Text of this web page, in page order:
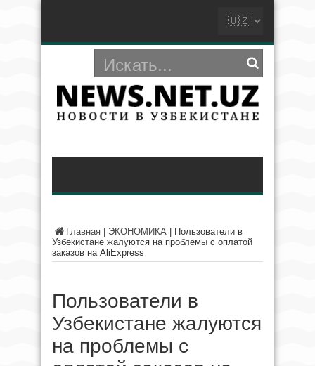
Главная ЭКОНОМИКА
Пользователи в
Узбекистане жалуются на проблемы с оплатой
заказов на AliExpress
Пользователи в
Узбекистане жалуются
на проблемы с